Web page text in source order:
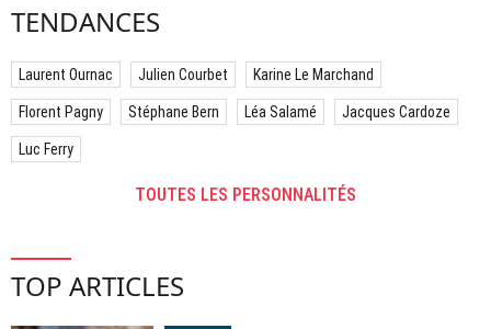
TENDANCES
Laurent Ournac Julien Courbet Karine Le Marchand
Florent Pagny Stéphane Bern Léa Salamé Jacques Cardoze
Luc Ferry
TOUTES LES PERSONNALITÉS
TOP ARTICLES